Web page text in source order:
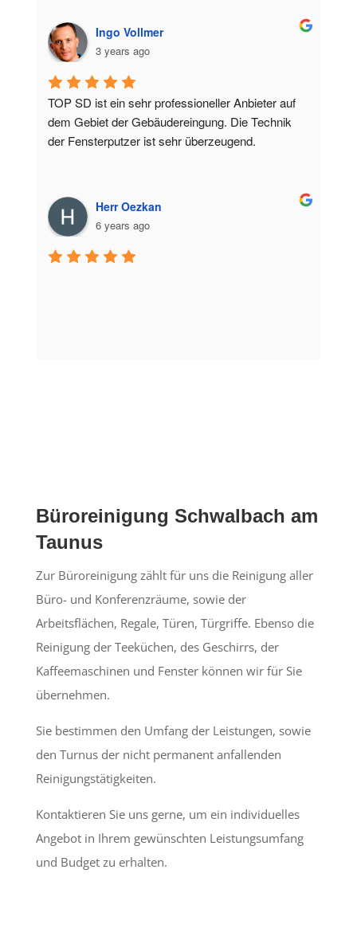
Ingo Vollmer
3 years ago
TOP SD ist ein sehr professioneller Anbieter auf
dem Gebiet der Gebäudereingung. Die Technik
der Fensterputzer ist sehr überzeugend.
Herr Oezkan
6 years ago
Büroreinigung Schwalbach am
Taunus
Zur Büroreinigung zählt für uns die Reinigung aller
Büro- und Konferenzräume, sowie der
Arbeitsflächen, Regale, Türen, Türgriffe. Ebenso die
Reinigung der Teeküchen, des Geschirrs, der
Kaffeemaschinen und Fenster können wir für Sie
übernehmen.
Sie bestimmen den Umfang der Leistungen, sowie
den Turnus der nicht permanent anfallenden
Reinigungstätigkeiten.
Kontaktieren Sie uns gerne, um ein individuelles
Angebot in Ihrem gewünschten Leistungsumfang
und Budget zu erhalten.